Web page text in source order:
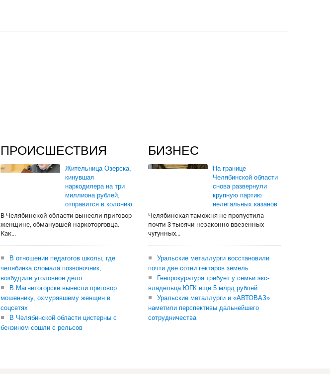
ПРОИСШЕСТВИЯ
Жительница Озерска,
кинувшая
наркодилера на три
миллиона рублей,
отправится в колонию
В Челябинской области вынесли приговор
женщине, обманувшей наркоторговца.
Как...
В отношении педагогов школы, где
челябинка сломала позвоночник,
возбудили уголовное дело
В Магнитогорске вынесли приговор
мошеннику, охмурявшему женщин в
соцсетях
В Челябинской области цистерны с
бензином сошли с рельсов
БИЗНЕС
На границе
Челябинской области
снова развернули
крупную партию
нелегальных казанов
Челябинская таможня не пропустила
почти 3 тысячи незаконно ввезенных
чугунных...
Уральские металлурги восстановили
почти две сотни гектаров земель
Генпрокуратура требует у семьи экс-
владельца ЮГК еще 5 млрд рублей
Уральские металлурги и «АВТОВАЗ»
наметили перспективы дальнейшего
сотрудничества